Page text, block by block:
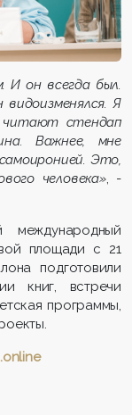
И он всегда был.
Я
читают стендап
Важнее, мне
Это,
человека», -
международный
площади с 21
подготовили
книг, встречи
программы,